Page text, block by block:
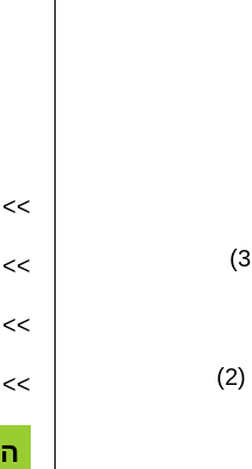
>>
>>
>>
(2)